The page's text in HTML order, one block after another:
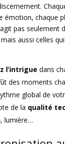
émotion, chaque
pas seulement
aussi celles
l’intrigue dans
des moments
global de
de la qualité
lumière…